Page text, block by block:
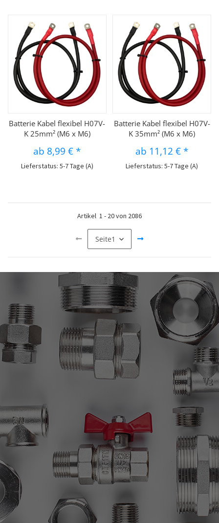
Batterie Kabel flexibel H07V-
K 25mm² (M6 x M6)
ab 8,99 € *
Lieferstatus: 5-7 Tage (A)
Batterie Kabel flexibel H07V-
K 35mm² (M6 x M6)
ab 11,12 € *
Lieferstatus: 5-7 Tage (A)
Artikel 1 - 20von 2086
Seite1